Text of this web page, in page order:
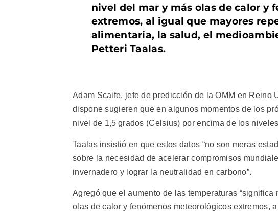
nivel del mar y más olas de calor y
extremos, al igual que mayores
alimentaria, la salud, el
Petteri Taalas.
Adam Scaife, jefe de predicción de la OMM en Reino
dispone sugieren que en algunos momentos de los
nivel de 1,5 grados (Celsius) por encima de los
Taalas insistió en que estos datos “no son meras
sobre la necesidad de acelerar compromisos
invernadero y lograr la neutralidad en carbono”.
Agregó que el aumento de las temperaturas
olas de calor y fenómenos meteorológicos extremos,